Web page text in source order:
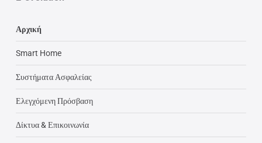
Αρχική
Smart Home
Συστήματα Ασφαλείας
Ελεγχόμενη Πρόσβαση
Δίκτυα & Επικοινωνία